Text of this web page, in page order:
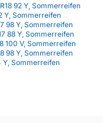
92 Y, Sommerreifen
Y, Sommerreifen
98 Y, Sommerreifen
88 Y, Sommerreifen
100 V, Sommerreifen
98 Y, Sommerreifen
Y, Sommerreifen